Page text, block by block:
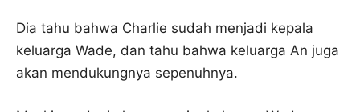
Dia tahu bahwa Charlie sudah menjadi kepala
keluarga Wade, dan tahu bahwa keluarga An juga
akan mendukungnya sepenuhnya.